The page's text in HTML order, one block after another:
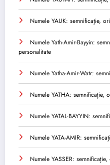
Numele YAUK: semnificație,
Numele Yath-Amir-Bayyin:
personalitate
Numele Yatha-Amir-Watr:
Numele YATHA: semnificație,
Numele YATAL-BAYYIN:
Numele YATA-AMIR:
Numele YASSER: